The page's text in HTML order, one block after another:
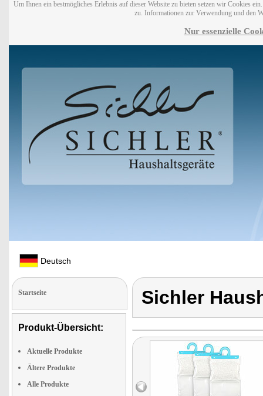
Um Ihnen ein bestmögliches Erlebnis auf dieser Website zu bieten setzen wir Cookies
zu. Informationen zur Verwendung und den
Nur essenzielle
Deutsch
Startseite
Produkt-Übersicht:
Aktuelle Produkte
Ältere Produkte
Alle Produkte
Sichler